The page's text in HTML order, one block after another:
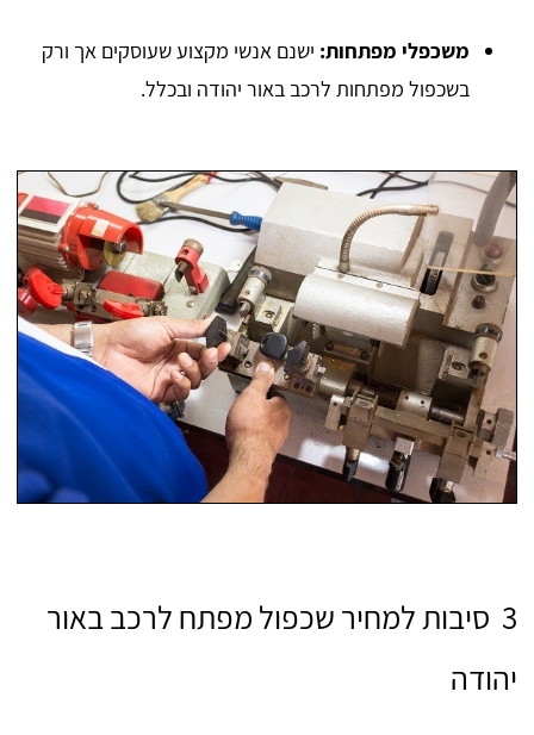
משכפלי מפתחות: ישנם אנשי מקצוע שעוסקים אך ורק
בשכפול מפתחות לרכב באור יהודה ובכלל.
3 סיבות למחיר שכפול מפתח לרכב באור
יהודה